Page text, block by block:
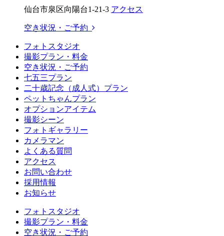
仙台市泉区向陽台1-21-3 アクセス
空き状況・ご予約
フォトスタジオ
撮影プラン・料金
空き状況・ご予約
七五三プラン
二十歳記念（成人式）プラン
ペットちゃんプラン
オプションアイテム
撮影シーン
フォトギャラリー
カメラマン
よくある質問
アクセス
お問い合わせ
採用情報
お知らせ
フォトスタジオ
撮影プラン・料金
空き状況・ご予約